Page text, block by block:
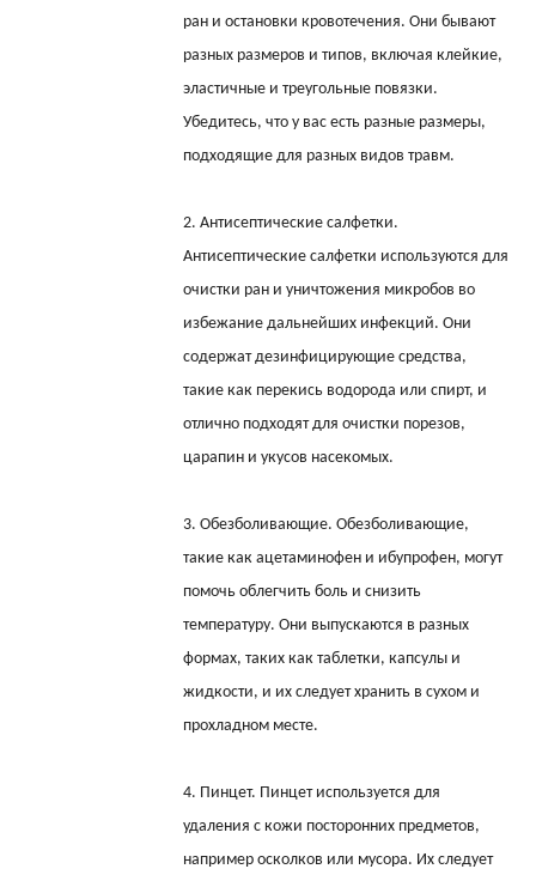
ран и остановки кровотечения. Они бывают
разных размеров и типов, включая клейкие,
эластичные и треугольные повязки.
Убедитесь, что у вас есть разные размеры,
подходящие для разных видов травм.
2. Антисептические салфетки.
Антисептические салфетки используются для
очистки ран и уничтожения микробов во
избежание дальнейших инфекций. Они
содержат дезинфицирующие средства,
такие как перекись водорода или спирт, и
отлично подходят для очистки порезов,
царапин и укусов насекомых.
3. Обезболивающие. Обезболивающие,
такие как ацетаминофен и ибупрофен, могут
помочь облегчить боль и снизить
температуру. Они выпускаются в разных
формах, таких как таблетки, капсулы и
жидкости, и их следует хранить в сухом и
прохладном месте.
4. Пинцет. Пинцет используется для
удаления с кожи посторонних предметов,
например осколков или мусора. Их следует